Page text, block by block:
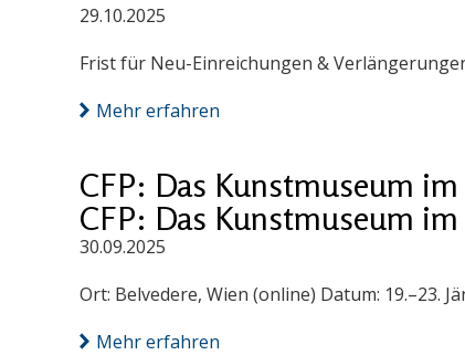
29.10.2025
Frist für Neu-Einreichungen &
Mehr erfahren
CFP: Das Kunstmuseum
CFP: Das Kunstmuseum
30.09.2025
Ort: Belvedere, Wien (online) Datum:
Mehr erfahren